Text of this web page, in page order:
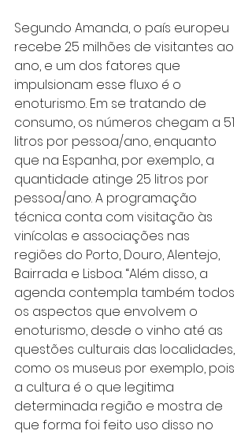
Segundo Amanda, o país europeu
recebe 25 milhões de visitantes ao
ano, e um dos fatores que
impulsionam esse fluxo é o
enoturismo. Em se tratando de
consumo, os números chegam a 51
litros por pessoa/ano, enquanto
que na Espanha, por exemplo, a
quantidade atinge 25 litros por
pessoa/ano. A programação
técnica conta com visitação às
vinícolas e associações nas
regiões do Porto, Douro, Alentejo,
Bairrada e Lisboa. “Além disso, a
agenda contempla também todos
os aspectos que envolvem o
enoturismo, desde o vinho até as
questões culturais das localidades,
como os museus por exemplo, pois
a cultura é o que legitima
determinada região e mostra de
que forma foi feito uso disso no